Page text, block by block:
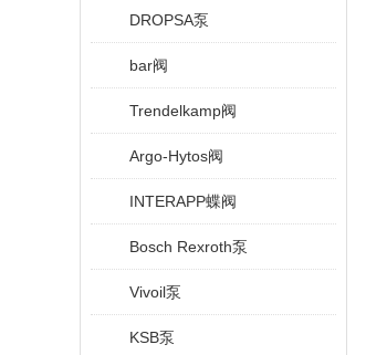
DROPSA泵
bar阀
Trendelkamp阀
Argo-Hytos阀
INTERAPP蝶阀
Bosch Rexroth泵
Vivoil泵
KSB泵